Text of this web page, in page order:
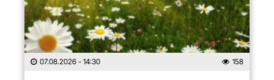
07.08.2026 - 14:30 158